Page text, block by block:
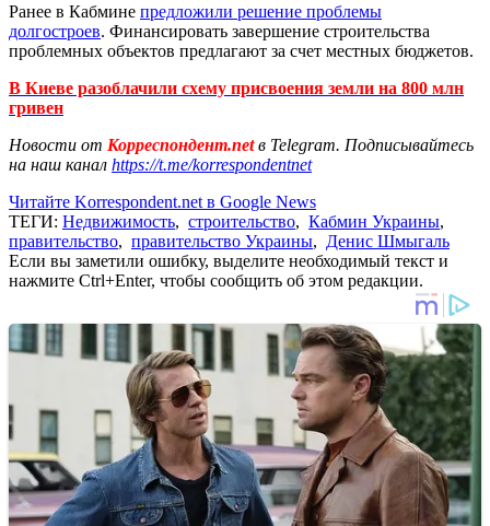
Ранее в Кабмине предложили решение проблемы
долгостроев. Финансировать завершение строительства
проблемных объектов предлагают за счет местных бюджетов.
В Киеве разоблачили схему присвоения земли на 800 млн
гривен
Новости от Корреспондент.netв Telegram. Подписывайтесь
на наш канал https://t.me/korrespondentnet
Читайте Korrespondent.net в Google News
ТЕГИ: Недвижимость, строительство, Кабмин Украины,
правительство, правительство Украины, Денис Шмыгаль
Если вы заметили ошибку, выделите необходимый текст и
нажмите Ctrl+Enter, чтобы сообщить об этом редакции.